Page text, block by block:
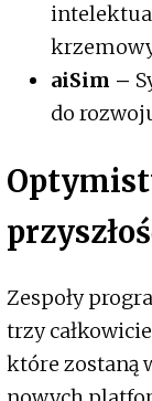
aiSim –
do
Zespoły
trzy
które zostaną